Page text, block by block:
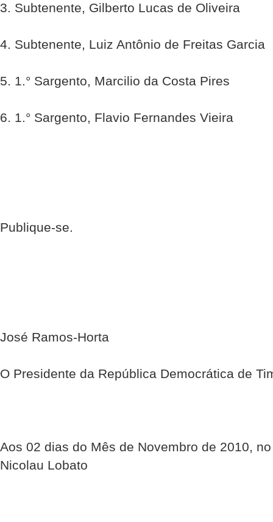
3. Subtenente, Gilberto Lucas de Oliveira
4. Subtenente, Luiz Antônio de Freitas Garcia
5. 1.° Sargento, Marcilio da Costa Pires
6. 1.° Sargento, Flavio Fernandes Vieira
Publique-se.
José Ramos-Horta
O Presidente da República Democrática de
Aos 02 dias do Mês de Novembro de 2010,
Nicolau Lobato